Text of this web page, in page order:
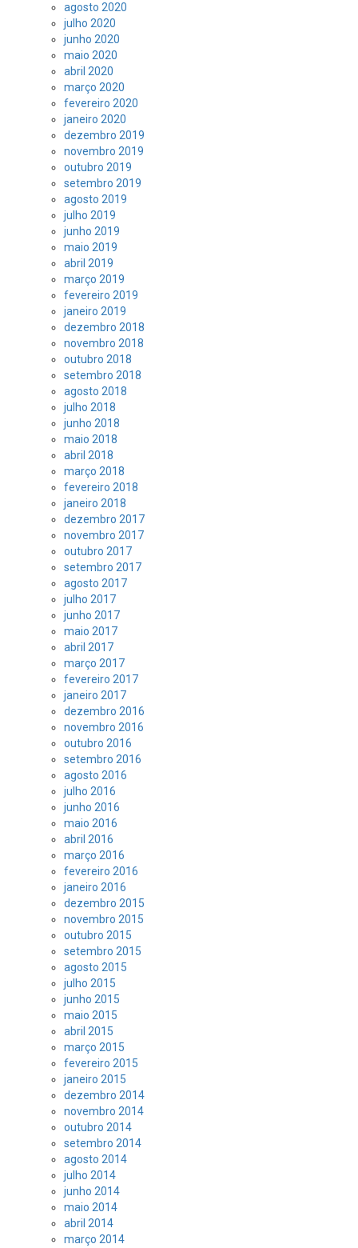
agosto 2020
julho 2020
junho 2020
maio 2020
abril 2020
março 2020
fevereiro 2020
janeiro 2020
dezembro 2019
novembro 2019
outubro 2019
setembro 2019
agosto 2019
julho 2019
junho 2019
maio 2019
abril 2019
março 2019
fevereiro 2019
janeiro 2019
dezembro 2018
novembro 2018
outubro 2018
setembro 2018
agosto 2018
julho 2018
junho 2018
maio 2018
abril 2018
março 2018
fevereiro 2018
janeiro 2018
dezembro 2017
novembro 2017
outubro 2017
setembro 2017
agosto 2017
julho 2017
junho 2017
maio 2017
abril 2017
março 2017
fevereiro 2017
janeiro 2017
dezembro 2016
novembro 2016
outubro 2016
setembro 2016
agosto 2016
julho 2016
junho 2016
maio 2016
abril 2016
março 2016
fevereiro 2016
janeiro 2016
dezembro 2015
novembro 2015
outubro 2015
setembro 2015
agosto 2015
julho 2015
junho 2015
maio 2015
abril 2015
março 2015
fevereiro 2015
janeiro 2015
dezembro 2014
novembro 2014
outubro 2014
setembro 2014
agosto 2014
julho 2014
junho 2014
maio 2014
abril 2014
março 2014